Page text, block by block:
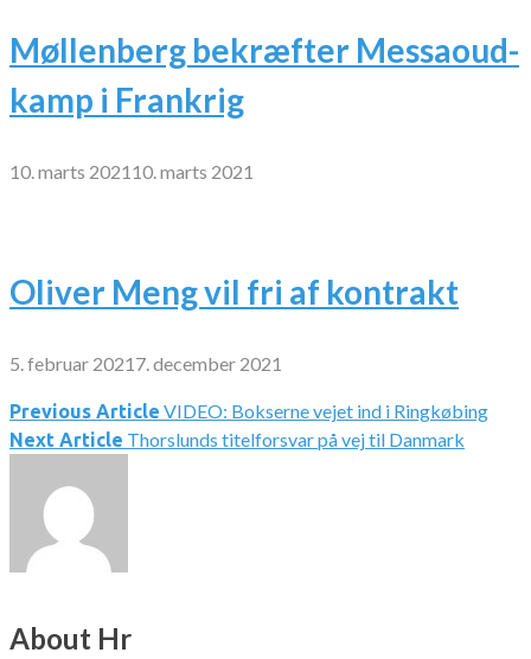
Møllenberg bekræfter Messaoud-
kamp i Frankrig
10. marts 2021 10. marts 2021
Oliver Meng vil fri af kontrakt
5. februar 2021 7. december 2021
Indlægsnavigation
Previous Article VIDEO: Bokserne vejet ind i Ringkøbing
Next Article Thorslunds titelforsvar på vej til Danmark
About Hr